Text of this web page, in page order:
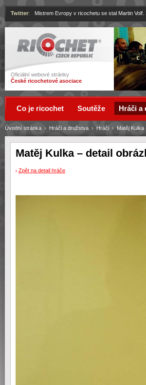
Ricochet
Oficiální webové stránky
České ricochetové asociace
Twitter: Mistrem Evropy v ricochetu se stal Martin
Matěj Kulka – detail
Zpět na detail hráče
Úvodní stránka › Hráči a družstva › Hráči › Matěj Kulka
Co je ricochet Soutěže Hráči a